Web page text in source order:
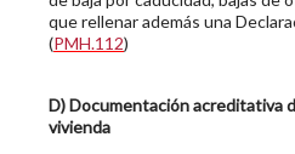
que rellenar además una
(PMH.112)
D) Documentación acreditativa
vivienda